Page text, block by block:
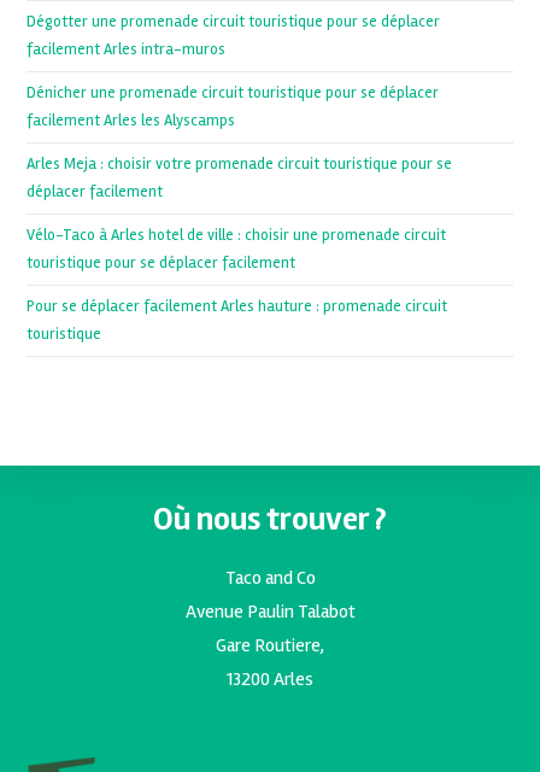
Dégotter une promenade circuit touristique pour se déplacer
facilement Arles intra-muros
Dénicher une promenade circuit touristique pour se déplacer
facilement Arles les Alyscamps
Arles Meja : choisir votre promenade circuit touristique pour se
déplacer facilement
Vélo-Taco à Arles hotel de ville : choisir une promenade circuit
touristique pour se déplacer facilement
Pour se déplacer facilement Arles hauture : promenade circuit
touristique
Où nous trouver ?
Taco and Co
Avenue Paulin Talabot
Gare Routiere,
13200 Arles